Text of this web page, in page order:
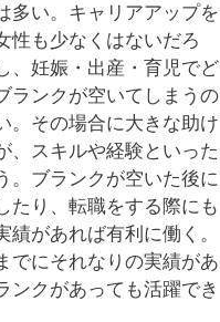
多い。キャリアアップを
性も少なくはないだろ
、妊娠・出産・育児でど
ランクが空いてしまうの
。その場合に大きな助け
、スキルや経験といった
。ブランクが空いた後に
たり、転職をする際にも
績があれば有利に働く。
でにそれなりの実績があ
ンクがあっても活躍でき